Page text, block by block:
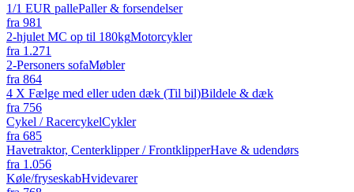
1/1 EUR pallePaller & forsendelser
fra 981
2-hjulet MC op til 180kgMotorcykler
fra 1.271
2-Personers sofaMøbler
fra 864
4 X Fælge med eller uden dæk (Til bil)Bildele & dæk
fra 756
Cykel / RacercykelCykler
fra 685
Havetraktor, Centerklipper / FrontklipperHave & udendørs
fra 1.056
Køle/fryseskabHvidevarer